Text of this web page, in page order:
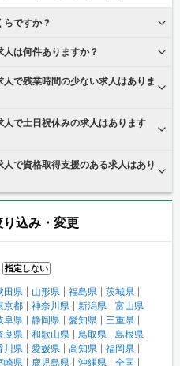
らですか？
は何件ありますか？
で残業時間の少ない求人はありま
で土日祝休みの求人はあります
で資格取得支援のある求人はあり
込み・変更
指定しない
田県 山形県 福島県
茨城県
京都 神奈川県 新潟県
富山県
阜県 静岡県 愛知県
三重県
良県 和歌山県 鳥取県
島根県
川県 愛媛県 高知県
福岡県
崎県 鹿児島県 沖縄県
全国